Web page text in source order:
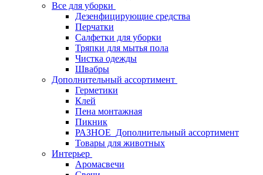
Все для уборки
Дезенфицирующие средства
Перчатки
Салфетки для уборки
Тряпки для мытья пола
Чистка одежды
Швабры
Дополнительный ассортимент
Герметики
Клей
Пена монтажная
Пикник
РАЗНОЕ_Дополнительный ассортимент
Товары для животных
Интерьер
Аромасвечи